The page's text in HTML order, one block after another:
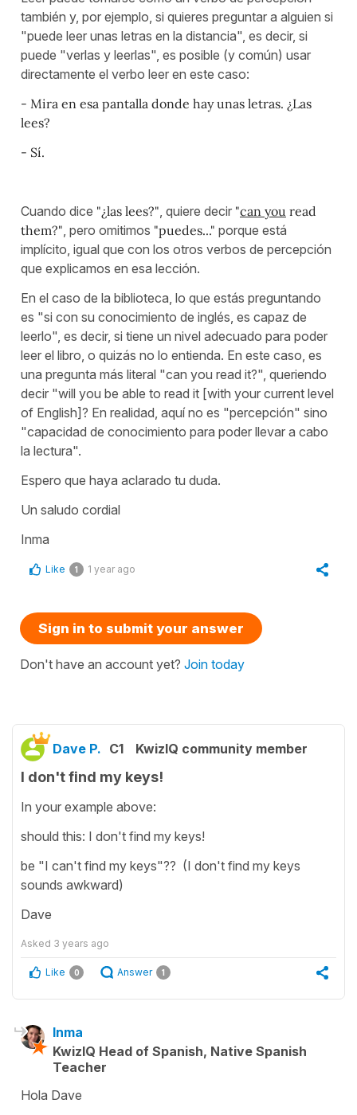
también y, por ejemplo, si quieres preguntar a alguien si
"puede leer unas letras en la distancia", es decir, si
puede "verlas y leerlas", es posible (y común) usar
directamente el verbo leer en este caso:
- Mira en esa pantalla donde hay unas letras. ¿Las
lees?
- Sí.
Cuando dice "¿las lees?", quiere decir "can you read
them?", pero omitimos "puedes..." porque está
implícito, igual que con los otros verbos de percepción
que explicamos en esa lección.
En el caso de la biblioteca, lo que estás preguntando
es "si con su conocimiento de inglés, es capaz de
leerlo", es decir, si tiene un nivel adecuado para poder
leer el libro, o quizás no lo entienda. En este caso, es
una pregunta más literal "can you read it?", queriendo
decir "will you be able to read it [with your current level
of English]? En realidad, aquí no es "percepción" sino
"capacidad de conocimiento para poder llevar a cabo
la lectura".
Espero que haya aclarado tu duda.
Un saludo cordial
Inma
Like 1 1 year ago
Sign in to submit your answer
Don't have an account yet? Join today
Dave P. C1 KwizIQ community member
I don't find my keys!
In your example above:
should this: I don't find my keys!
be "I can't find my keys"?? (I don't find my keys
sounds awkward)
Dave
Asked 3 years ago
Like 0 Answer 1
Inma
KwizIQ Head of Spanish, Native Spanish
Teacher
Hola Dave